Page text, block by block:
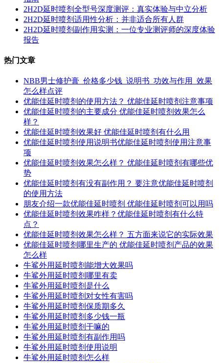
2H2D延时喷剂全型号深度测评：真实体验与中立分析
2H2D延时喷剂适用性分析：并非适合所有人群
2H2D延时喷剂副作用实测：一位专业测评师的深度体验
报告
热门文章
NBB男士修护膏_价格多少钱_说明书_功效与作用_效果
怎么样点评
优能佳延时喷剂的使用方法？ 优能佳延时喷剂注意事项
优能佳延时喷剂的主要成分 优能佳延时喷剂效果怎么
样？
优能佳延时喷剂效果好 优能佳延时喷剂有什么用
优能佳延时喷剂使用说明书优能佳延时喷剂使用注意事
项
优能佳延时喷剂效果怎么样？ 优能佳延时喷剂有哪些优
势
优能佳延时喷剂有没有副作用？ 要注意优能佳延时喷剂
的使用方法
朋友介绍一款优能佳延时喷剂 优能佳延时喷剂可以用吗
优能佳延时喷剂效果咋样？优能佳延时喷剂有什么特
点？
优能佳延时喷剂效果怎么样？ 五方面来说它的实际效果
优能佳延时喷剂哪里生产的 优能佳延时喷剂产品的效果
怎么样
牛鲨外用延时喷剂能增大效果吗
牛鲨外用延时喷剂哪里有卖
牛鲨外用延时喷剂是什么
牛鲨外用延时喷剂对女性有害吗
牛鲨外用延时喷剂保质期多久
牛鲨外用延时喷剂多少钱一瓶
牛鲨外用延时喷剂干嘛的
牛鲨外用延时喷剂有副作用吗
牛鲨外用延时喷剂使用说明
牛鲨外用延时喷剂怎么样